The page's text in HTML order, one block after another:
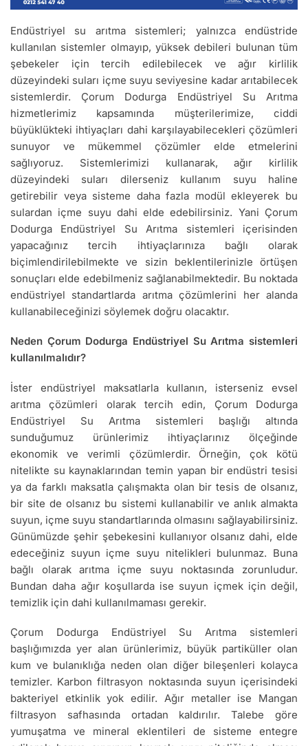
Endüstriyel su arıtma sistemleri; yalnızca endüstride
kullanılan sistemler olmayıp, yüksek debileri bulunan tüm
şebekeler için tercih edilebilecek ve ağır kirlilik
düzeyindeki suları içme suyu seviyesine kadar arıtabilecek
sistemlerdir. Çorum Dodurga Endüstriyel Su Arıtma
hizmetlerimiz kapsamında müşterilerimize, ciddi
büyüklükteki ihtiyaçları dahi karşılayabilecekleri çözümleri
sunuyor ve mükemmel çözümler elde etmelerini
sağlıyoruz. Sistemlerimizi kullanarak, ağır kirlilik
düzeyindeki suları dilerseniz kullanım suyu haline
getirebilir veya sisteme daha fazla modül ekleyerek bu
sulardan içme suyu dahi elde edebilirsiniz. Yani Çorum
Dodurga Endüstriyel Su Arıtma sistemleri içerisinden
yapacağınız tercih ihtiyaçlarınıza bağlı olarak
biçimlendirilebilmekte ve sizin beklentilerinizle örtüşen
sonuçları elde edebilmeniz sağlanabilmektedir. Bu noktada
endüstriyel standartlarda arıtma çözümlerini her alanda
kullanabileceğinizi söylemek doğru olacaktır.
Neden Çorum Dodurga Endüstriyel Su Arıtma sistemleri
kullanılmalıdır?
İster endüstriyel maksatlarla kullanın, isterseniz evsel
arıtma çözümleri olarak tercih edin, Çorum Dodurga
Endüstriyel Su Arıtma sistemleri başlığı altında
sunduğumuz ürünlerimiz ihtiyaçlarınız ölçeğinde
ekonomik ve verimli çözümlerdir. Örneğin, çok kötü
nitelikte su kaynaklarından temin yapan bir endüstri tesisi
ya da farklı maksatla çalışmakta olan bir tesis de olsanız,
bir site de olsanız bu sistemi kullanabilir ve anlık almakta
suyun, içme suyu standartlarında olmasını sağlayabilirsiniz.
Günümüzde şehir şebekesini kullanıyor olsanız dahi, elde
edeceğiniz suyun içme suyu nitelikleri bulunmaz. Buna
bağlı olarak arıtma içme suyu noktasında zorunludur.
Bundan daha ağır koşullarda ise suyun içmek için değil,
temizlik için dahi kullanılmaması gerekir.
Çorum Dodurga Endüstriyel Su Arıtma sistemleri
başlığımızda yer alan ürünlerimiz, büyük partiküller olan
kum ve bulanıklığa neden olan diğer bileşenleri kolayca
temizler. Karbon filtrasyon noktasında suyun içerisindeki
bakteriyel etkinlik yok edilir. Ağır metaller ise Mangan
filtrasyon safhasında ortadan kaldırılır. Talebe göre
yumuşatma ve mineral eklentileri de sisteme entegre